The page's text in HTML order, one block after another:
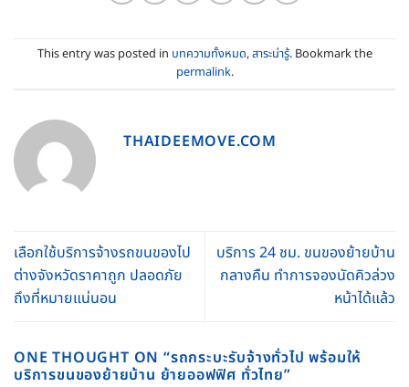
This entry was posted in บทความทั้งหมด,สาระน่ารู้. Bookmark the
permalink.
THAIDEEMOVE.COM
เลือกใช้บริการจ้างรถขนของไป
ต่างจังหวัดราคาถูก ปลอดภัย
ถึงที่หมายแน่นอน
บริการ 24 ชม. ขนของย้ายบ้าน
กลางคืน ทำการจองนัดคิวล่วง
หน้าได้แล้ว
ONE THOUGHT ON “รถกระบะรับจ้างทั่วไป พร้อมให้
บริการขนของย้ายบ้าน ย้ายออฟฟิศ ทั่วไทย”